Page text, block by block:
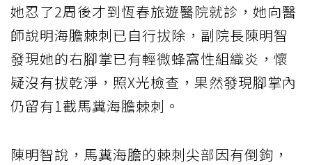
她忍了2周後才到恆春旅遊醫院就診，她向醫
師說明海膽棘刺已自行拔除，副院長陳明智
發現她的右腳掌已有輕微蜂窩性組織炎，懷
疑沒有拔乾淨，照X光檢查，果然發現腳掌內
仍留有1截馬糞海膽棘刺。
陳明智說，馬糞海膽的棘刺尖部因有倒鉤，